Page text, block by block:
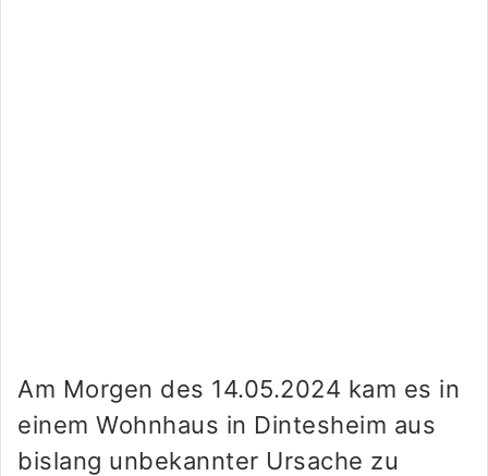
Am Morgen des 14.05.2024 kam es in
einem Wohnhaus in Dintesheim aus
bislang unbekannter Ursache zu